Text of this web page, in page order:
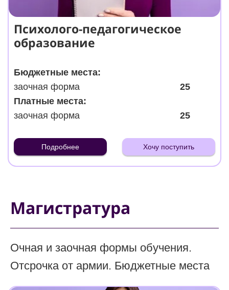
Психолого-педагогическое
образование
Бюджетные места:
заочная форма
Платные места:
заочная форма
25
25
Подробнее Хочу поступить
Магистратура
Очная и заочная формы обучения.
Отсрочка от армии. Бюджетные места